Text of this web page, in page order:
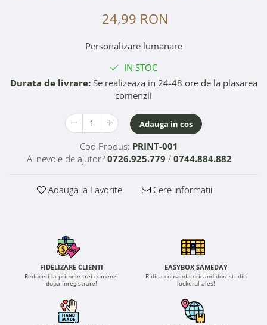
24,99 RON
Personalizare lumanare
IN STOC
Durata de livrare:Se realizeaza in 24-48 ore de la plasarea
comenzii
Adauga in cos
Cod Produs: PRINT-001
Ai nevoie de ajutor? 0726.925.779 / 0744.884.882
Adauga la Favorite Cere informatii
FIDELIZARE CLIENTI
Reduceri la primele trei comenzi
dupa inregistrare!
EASYBOX SAMEDAY
Ridica comanda oricand doresti din
lockerul ales!